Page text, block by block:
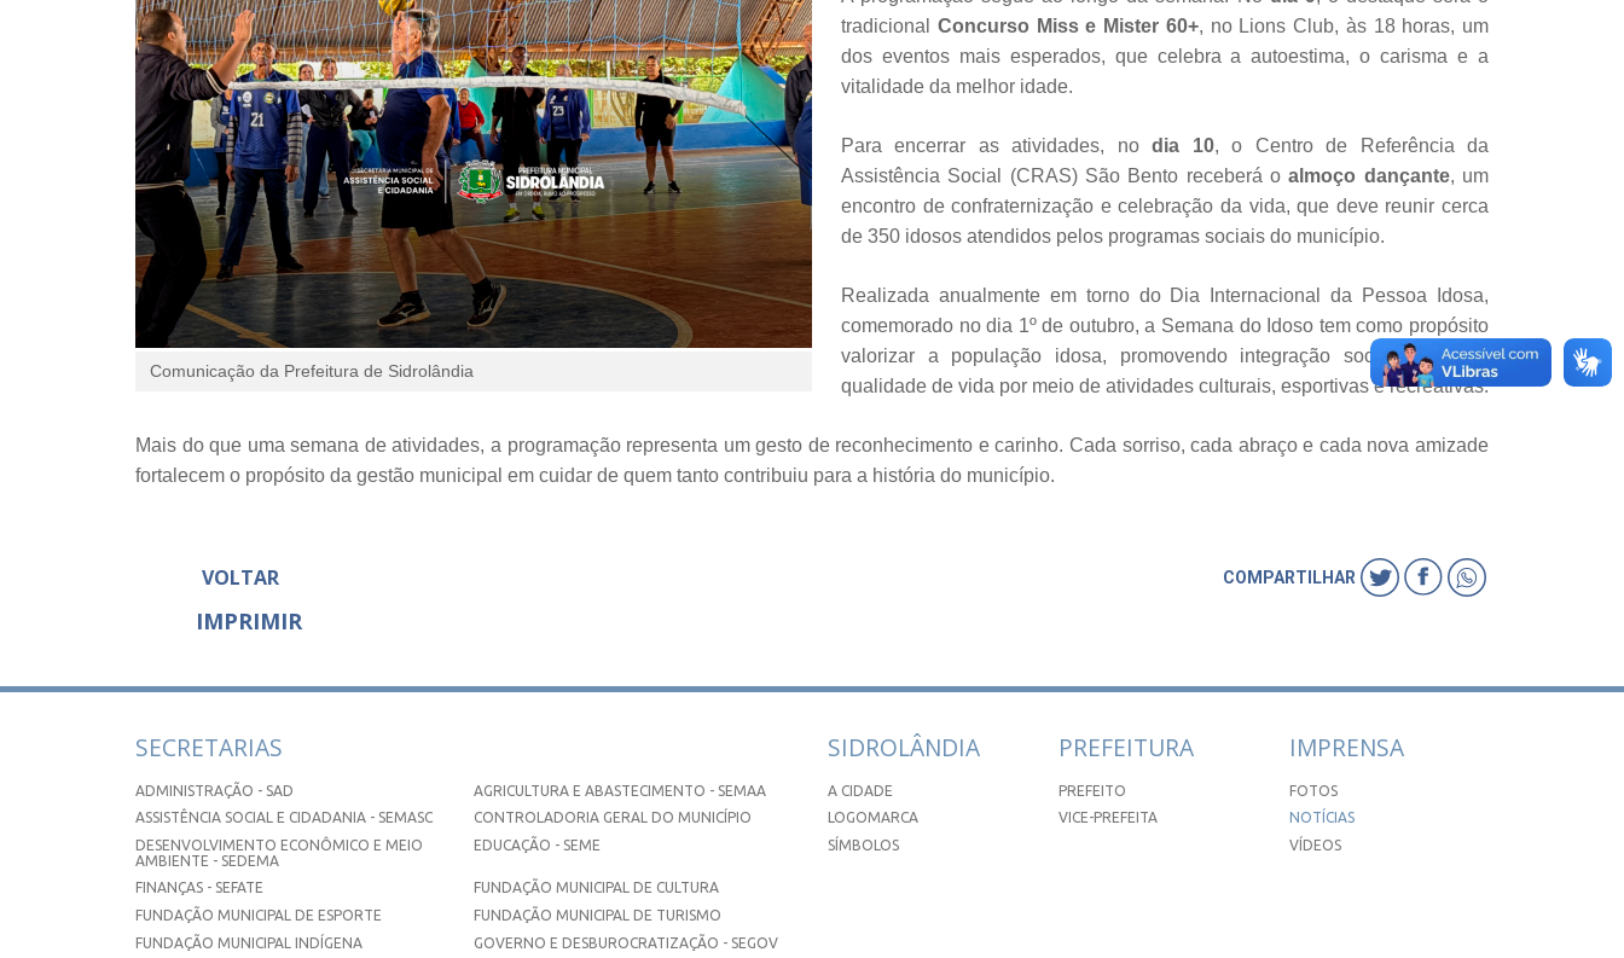
Comunicação da Prefeitura de Sidrolândia
tradicional Concurso Miss e Mister 60+, no Lions Club, às 18 horas, um
dos eventos mais esperados, que celebra a autoestima, o carisma e a
vitalidade da melhor idade.
Para encerrar as atividades, nodia 10, o Centro de Referência da
Assistência Social (CRAS) São Bento receberá o almoço dançante, um
encontro de confraternização e celebração da vida, que deve reunir cerca
de 350 idosos atendidos pelos programas sociais do município.
Realizada anualmente em torno do Dia Internacional da Pessoa Idosa,
comemorado no dia 1º de outubro, a Semana do Idoso tem como propósito
valorizar a população idosa, promovendo integração social, saúde e
qualidade de vida por meio de atividades culturais, esportivas e recreativas.
Mais do que uma semana de atividades, a programação representa um gesto de reconhecimento e carinho. Cada sorriso, cada abraço e cada nova amizade
fortalecem o propósito da gestão municipal em cuidar de quem tanto contribuiu para a história do município.
VOLTAR
IMPRIMIR
COMPARTILHAR
SECRETARIAS
ADMINISTRAÇÃO - SAD
AGRICULTURA E ABASTECIMENTO - SEMAA
ASSISTÊNCIA SOCIAL E CIDADANIA - SEMASC
CONTROLADORIA GERAL DO MUNICÍPIO
DESENVOLVIMENTO ECONÔMICO E MEIO
AMBIENTE - SEDEMA
EDUCAÇÃO - SEME
FINANÇAS - SEFATE
FUNDAÇÃO MUNICIPAL DE CULTURA
FUNDAÇÃO MUNICIPAL DE ESPORTE
FUNDAÇÃO MUNICIPAL DE TURISMO
FUNDAÇÃO MUNICIPAL INDÍGENA
GOVERNO E DESBUROCRATIZAÇÃO - SEGOV
SIDROLÂNDIA
A CIDADE
LOGOMARCA
SÍMBOLOS
PREFEITURA
PREFEITO
VICE-PREFEITA
IMPRENSA
FOTOS
NOTÍCIAS
VÍDEOS